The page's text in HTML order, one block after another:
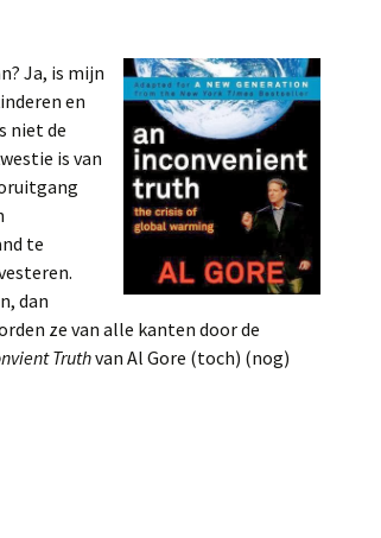
Ja, is mijn
en
niet de
is van
te
dan
ze van alle kanten door de
Truthvan Al Gore (toch) (nog)